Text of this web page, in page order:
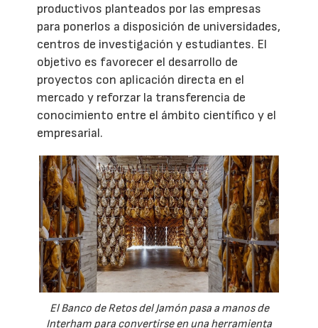
productivos planteados por las empresas
para ponerlos a disposición de universidades,
centros de investigación y estudiantes. El
objetivo es favorecer el desarrollo de
proyectos con aplicación directa en el
mercado y reforzar la transferencia de
conocimiento entre el ámbito científico y el
empresarial.
El Banco de Retos del Jamón pasa a manos de
Interham para convertirse en una herramienta